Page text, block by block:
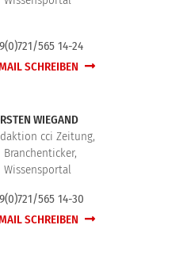
565 14-24
SCHREIBEN
WIEGAND
cci Zeitung,
Branchenticker,
Wissensportal
565 14-30
SCHREIBEN